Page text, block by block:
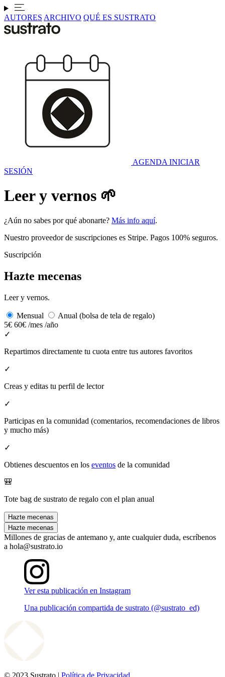
AUTORES ARCHIVO QUÉ ES SUSTRATO
AGENDA INICIAR
SESIÓN
Leer y vernos 🌱
¿Aún no sabes por qué abonarte? Más info aquí.
Nuestro proveedor de suscripciones es Stripe. Pagos 100% seguros.
Suscripción
Hazte mecenas
Leer y vernos.
Mensual
Anual (bolsa de tela de regalo)
5€ 60€ /mes /año
✓
Repartimos directamente tu cuota entre tus autores favoritos
✓
Creas y editas tu perfil de lector
✓
Participas en la comunidad (comentarios, recomendaciones de libros
y mucho más)
✓
Obtienes descuentos en los eventos de la comunidad
🎒
Tote bag de sustrato de regalo con el plan anual
Hazte mecenas
Hazte mecenas
Millones de gracias de antemano y, ante cualquier duda, escríbenos
a hola@sustrato.io
Ver esta publicación en Instagram
Una publicación compartida de sustrato (@sustrato_ed)
© 2023 Sustrato | Política de Privacidad